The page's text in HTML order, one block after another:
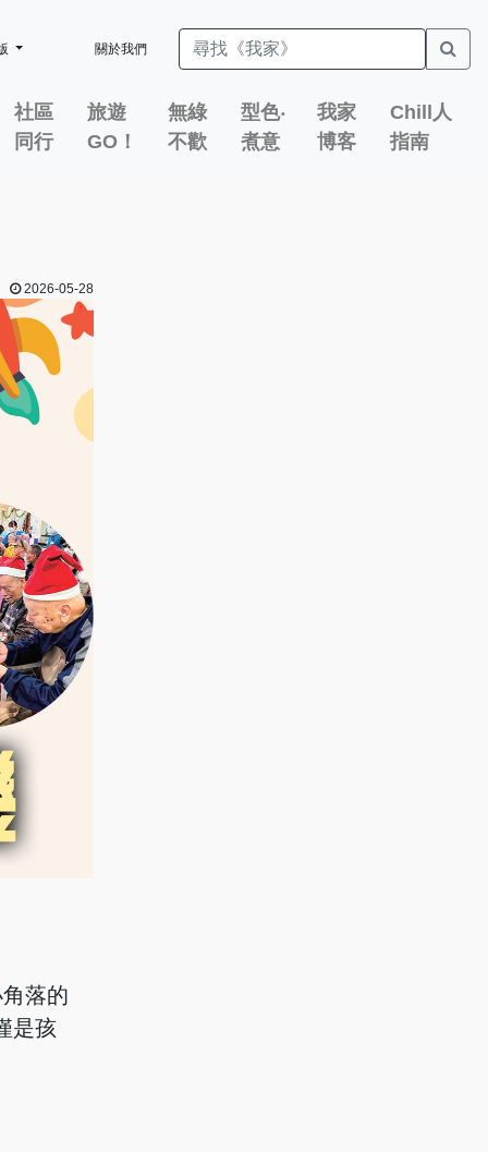
關於我們
社區
同行
旅遊
GO！
無綠
不歡
型色‧
煮意
我家
博客
Chill人
指南
2026-05-28
落的
是孩